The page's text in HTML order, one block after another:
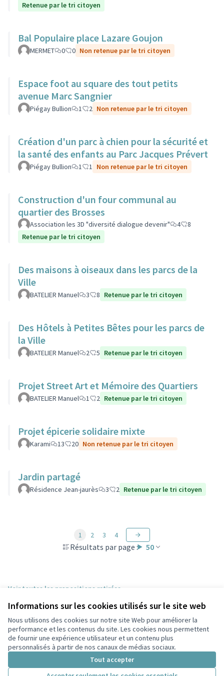
Informations sur les cookies utilisés sur le site web
Nous utilisons des cookies sur notre site Web pour améliorer la
performance et les contenus du site. Les cookies nous permettent
de fournir une expérience utilisateur et un contenu plus
personnalisés à partir de nos canaux de médias sociaux.
Tout accepter
Retenue par le tri citoyen
Bal Populaire place Lazare Goujon
MERMET 0 0 Non retenue par le tri citoyen
Espace foot au square des tout petits
avenue Marc Sangnier
Piégay Bullion 1 2 Non retenue par le tri citoyen
Création d'un parc à chien pour la sécurité et
la santé des enfants au Parc Jacques Prévert
Piégay Bullion 1 1 Non retenue par le tri citoyen
Construction d'un four communal au
quartier des Brosses
Association les 3D "diversité dialogue devenir" 4
8
Retenue par le tri citoyen
Des maisons à oiseaux dans les parcs de la
Ville
BATELIER Manuel 3 8 Retenue par le tri citoyen
Des Hôtels à Petites Bêtes pour les parcs de
la Ville
BATELIER Manuel 2 5 Retenue par le tri citoyen
Projet Street Art et Mémoire des Quartiers
BATELIER Manuel 1 2 Retenue par le tri citoyen
Projet épicerie solidaire mixte
Karami 13 20 Non retenue par le tri citoyen
Jardin partagé
Résidence Jean-jaurès 3 2 Retenue par le tri citoyen
Résultats par page : 50
1 2 3 4
Voir toutes les propositions retirées
Conditions d'utilisation
Paramètres des cookies
Participez Villeurbanne sur X
(Lien externe)
Participez Villeurbanne sur Facebook
Participez Villeurbanne sur Instagram
Participez Villeurbanne sur YouTube
(Lien externe)